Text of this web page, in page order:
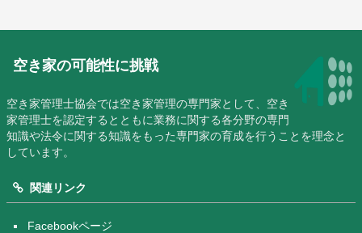
空き家の可能性に挑戦
空き家管理士協会では空き家管理の専門家として、空き
家管理士を認定するとともに業務に関する各分野の専門
知識や法令に関する知識をもった専門家の育成を行うことを理念と
しています。
関連リンク
Facebookページ